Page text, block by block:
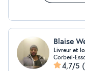
Blaise
Livreur et
Corbeil-
4,7/5